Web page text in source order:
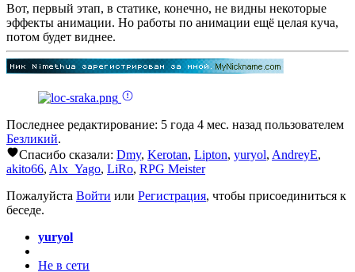
Вот, первый этап, в статике, конечно, не видны некоторые
эффекты анимации. Но работы по анимации ещё целая куча,
потом будет виднее.
Последнее редактирование: 5 года 4 мес. назад пользователем
Безликий.
Спасибо сказали: Dmy, Kerotan, Lipton, yuryol, AndreyE,
akito66, Alx_Yago, LiRo, RPG Meister
Пожалуйста Войти или Регистрация, чтобы присоединиться к
беседе.
yuryol
Не в сети